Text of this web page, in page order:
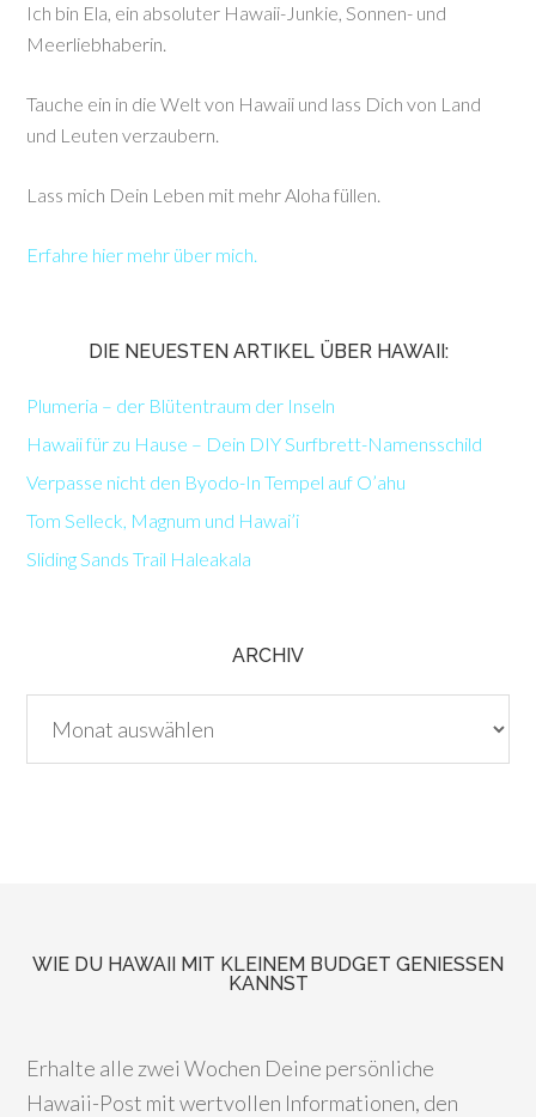
Ich bin Ela, ein absoluter Hawaii-Junkie, Sonnen- und
Meerliebhaberin.
Tauche ein in die Welt von Hawaii und lass Dich von Land
und Leuten verzaubern.
Lass mich Dein Leben mit mehr Aloha füllen.
Erfahre hier mehr über mich.
DIE NEUESTEN ARTIKEL ÜBER HAWAII:
Plumeria – der Blütentraum der Inseln
Hawaii für zu Hause – Dein DIY Surfbrett-Namensschild
Verpasse nicht den Byodo-In Tempel auf O’ahu
Tom Selleck, Magnum und Hawai’i
Sliding Sands Trail Haleakala
ARCHIV
WIE DU HAWAII MIT KLEINEM BUDGET GENIESSEN K
ANNST
Erhalte alle zwei Wochen Deine persönliche
Hawaii-Post mit wertvollen Informationen, den